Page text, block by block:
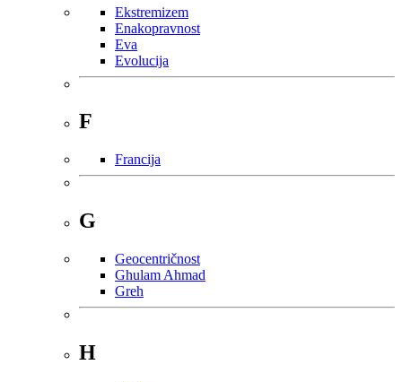
Ekstremizem
Enakopravnost
Eva
Evolucija
F
Francija
G
Geocentričnost
Ghulam Ahmad
Greh
H